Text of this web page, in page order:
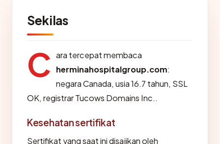
Sekilas
C ara tercepat membaca
herminahospitalgroup.com:
negara Canada, usia 16.7 tahun, SSL
OK, registrar Tucows Domains Inc..
Kesehatan sertifikat
Sertifikat yang saat ini disajikan oleh